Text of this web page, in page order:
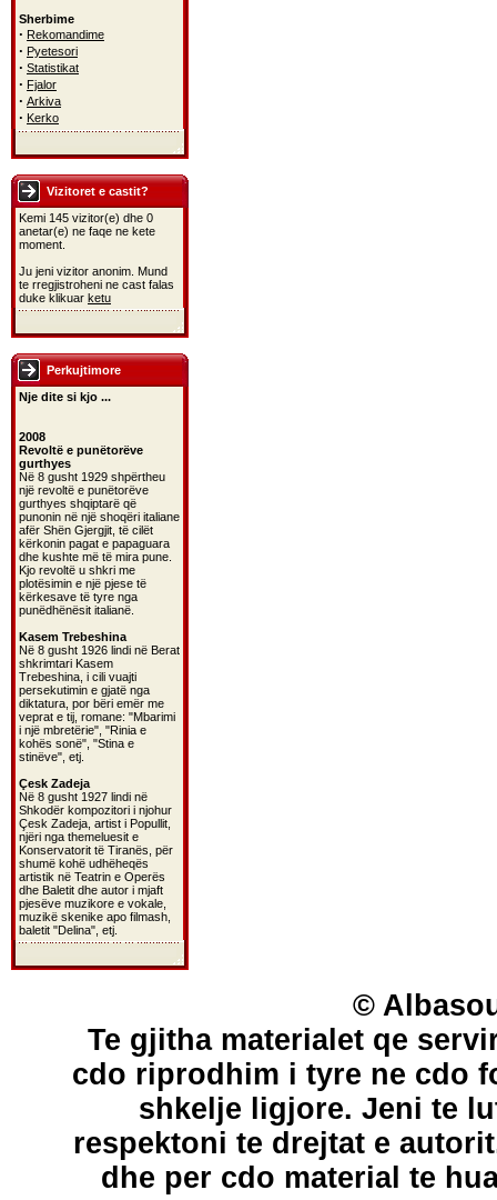
Sherbime
· Rekomandime
· Pyetesori
· Statistikat
· Fjalor
· Arkiva
· Kerko
Vizitoret e castit?
Kemi 145 vizitor(e) dhe 0
anetar(e) ne faqe ne kete
moment.
Ju jeni vizitor anonim. Mund
te rregjistroheni ne cast falas
duke klikuar ketu
Perkujtimore
Nje dite si kjo ...
2008
Revoltë e punëtorëve
gurthyes
Në 8 gusht 1929 shpërtheu
një revoltë e punëtorëve
gurthyes shqiptarë që
punonin në një shoqëri italiane
afër Shën Gjergjit, të cilët
kërkonin pagat e papaguara
dhe kushte më të mira pune.
Kjo revoltë u shkri me
plotësimin e një pjese të
kërkesave të tyre nga
punëdhënësit italianë.
Kasem Trebeshina
Në 8 gusht 1926 lindi në Berat
shkrimtari Kasem
Trebeshina, i cili vuajti
persekutimin e gjatë nga
diktatura, por bëri emër me
veprat e tij, romane: "Mbarimi
i një mbretërie", "Rinia e
kohës sonë", "Stina e
stinëve", etj.
Çesk Zadeja
Në 8 gusht 1927 lindi në
Shkodër kompozitori i njohur
Çesk Zadeja, artist i Popullit,
njëri nga themeluesit e
Konservatorit të Tiranës, për
shumë kohë udhëheqës
artistik në Teatrin e Operës
dhe Baletit dhe autor i mjaft
pjesëve muzikore e vokale,
muzikë skenike apo filmash,
baletit "Delina", etj.
©
Te gjitha materialet qe
cdo riprodhim i tyre ne cdo
shkelje ligjore. Jeni te
respektoni te drejtat e
dhe per cdo material te